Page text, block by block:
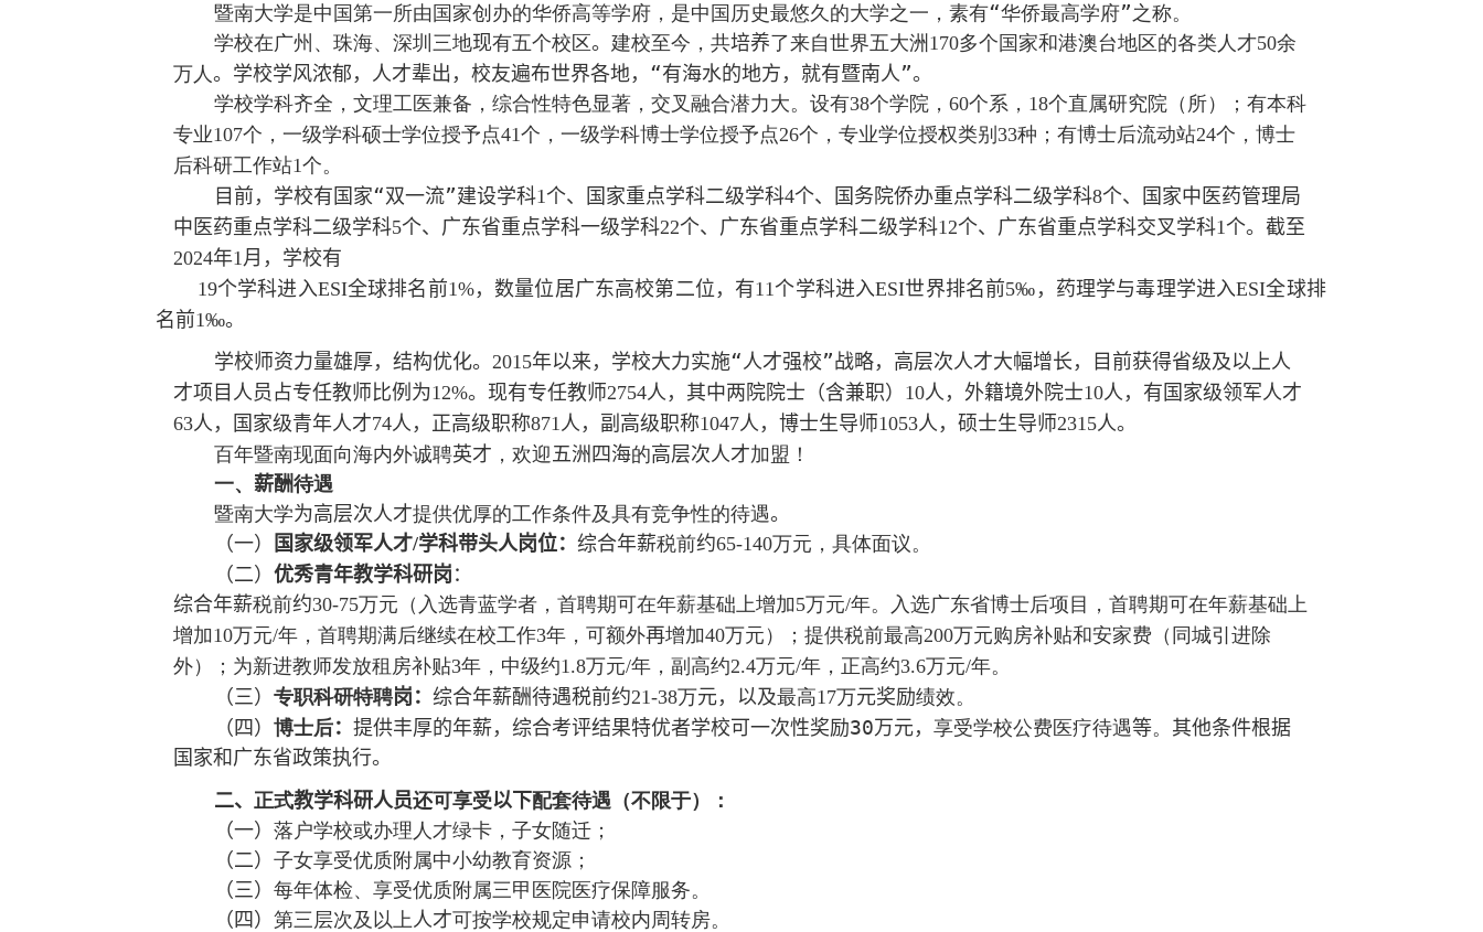
暨南大学是中国第一所由国家创办的华侨高等学府，是中国历史最悠久的大学之一，素有“华侨最高学府”之称。
学校在广州、珠海、深圳三地现有五个校区。 建校至今，共培养了来自世界五大洲 170多个国家和港澳台地区的各类人才50余
万人。学校学风浓郁，人才辈出，校友遍布世界各地，“有海水的地方，就有暨南人”。
学校学科齐全， 文理工医兼备，综合性特色显著，交叉融合潜力大。设有38个学院， 60个系， 18个直属研究院（所）；有本科
专业107个，一级学科硕士学位授予点41个，一级学科博士学位授予点26个，专业学位授权类别 33种；有博士后流动站24个，博士
后科研工作站1个。
目前，学校有国家“双一流”建设学科1个、国家重点学科二级学科4个、国务院侨办重点学科二级学科8个、国家中医药管理局
中医药重点学科二级学科5个、广东省重点学科一级学科22个、广东省重点学科二级学科12个、广东省重点学科交叉学科1个。截至
2024年1月，学校有
19个学科进入ESI全球排名前1%，数量位居广东高校第二位， 有11个学科进入ESI世界排名前5‰ ，药理学与毒理学进入ESI全球排
名前1‰。
学校师资力量雄厚，结构优化。 2015年以来，学校大力实施“人才强校”战略，高层次人才大幅增长，目前获得省级及以上人
才项目人员占专任教师比例为12%。现有专任教师2754人，其中两院院士（含兼职） 10人，外籍境外院士10人，有国家级领军人才
63人，国家级青年人才74人，正高级职称871 人，副高级职称1047人，博士生导师1053人，硕士生导师2315人。
百年暨南现面向海内外诚聘英才 ，欢迎五洲四海的高层次人才加盟 ！
一、 薪酬待遇
暨南大学为高层次人才提供优厚的工作条件及具有竞争性的待遇。
（一）
国家级领军人才/学科带头人岗位： 综合年薪税前约65-140万元，具体面议。
（二） 优秀青年教学科研岗：
综合年薪税前约30-75万元（入选青蓝学者，首聘期可在年薪基础上增加5万元/年。入选广东省博士后项目，首聘期可在年薪基础上
增加10万元/年，首聘期满后继续在校工作3年，可额外再增加40万元）；提供税前最高200万元购房补贴和安家费（同城引进除
外）；为新进教师发放租房补贴3年，中级约1.8万元/年，副高约2.4万元/年，正高约3.6万元/年。
（三） 专职科研特聘岗： 综合年薪酬待遇税前约21-38万元， 以及最高17万元奖励绩效。
（四） 博士后： 提供丰厚的年薪，综合考评结果特优者学校可一次性奖励30万元， 享受学校公费医疗待遇等。 其他条件根据
国家和广东省政策执行。
二、 正式教学科研人员还可享受以下配套待遇 （不限于）
：
（一） 落户学校或办理人才绿卡，子女随迁；
（二） 子女享受优质附属中小幼教育资源；
（三） 每年体检、享受优质附属三甲医院医疗保障服务。
（四） 第三层次及以上人才可按学校规定申请校内周转房。